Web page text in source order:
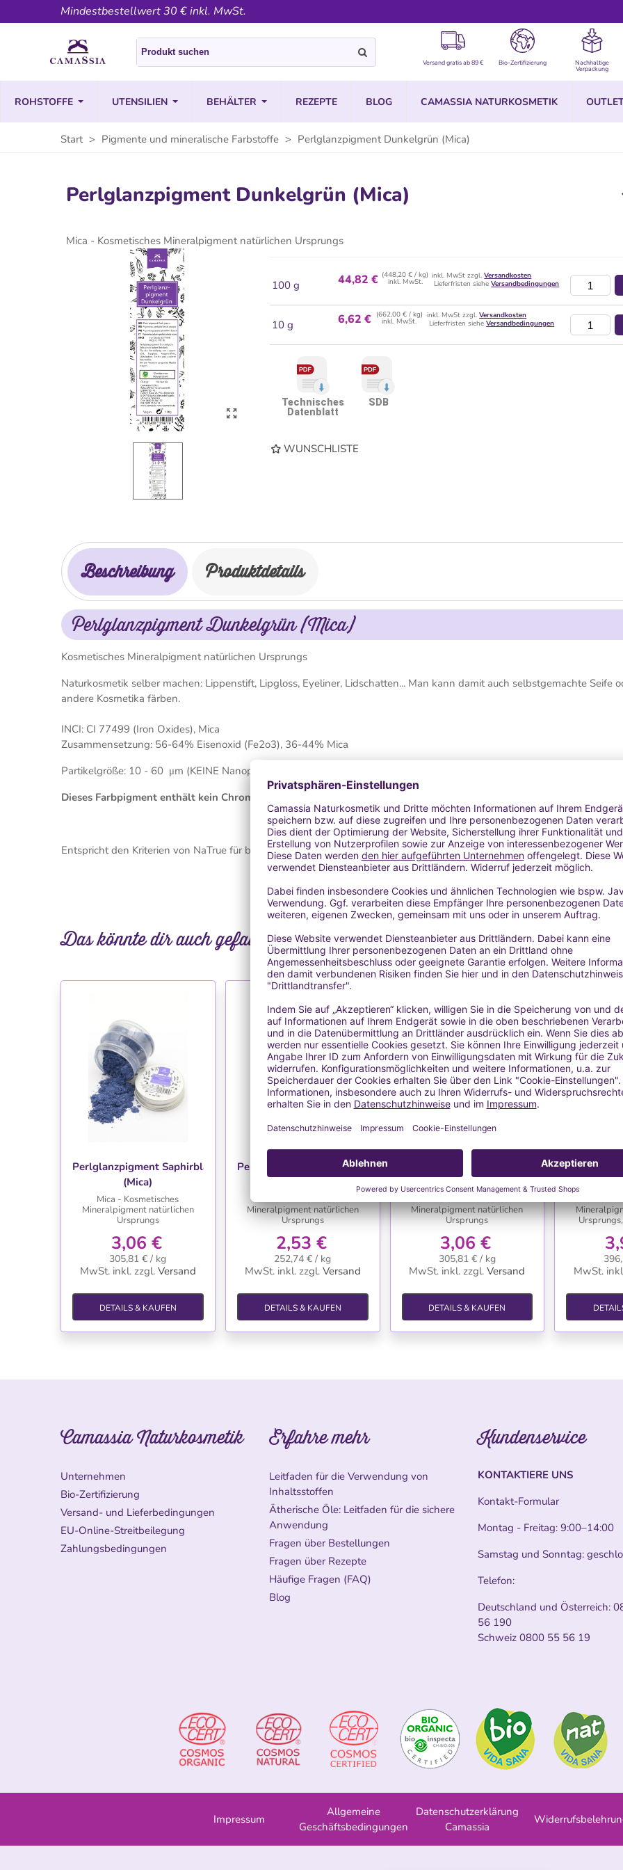
Mindestbestellwert 30 € inkl. MwSt.
Versand gratis ab 89 € Bio-Zertifizierung Nachhaltige
Verpackung
ROHSTOFFE UTENSILIEN BEHÄLTER REZEPTE BLOG CAMASSIA NATURKOSMETIK
Start > Pigmente und mineralische Farbstoffe > Perlglanzpigment Dunkelgrün (Mica)
Perlglanzpigment Dunkelgrün (Mica)
Mica - Kosmetisches Mineralpigment natürlichen Ursprungs
100 g 44,82 € (448,20 € / kg)
inkl. MwSt.
inkl. MwSt zzgl.Versandkosten
Lieferfristen sieheVersandbedingungen
10 g 6,62 € (662,00 € / kg)
inkl. MwSt.
inkl. MwSt zzgl.Versandkosten
Lieferfristen sieheVersandbedingungen
Technisches
Datenblatt
SDB
WUNSCHLISTE
Beschreibung Produktdetails
Perlglanzpigment Dunkelgrün (Mica)
Kosmetisches Mineralpigment natürlichen Ursprungs
Naturkosmetik selber machen: Lippenstift, Lipgloss, Eyeliner, Lidschatten... Man kann damit auch selbstgemachte Seife
andere Kosmetika färben.
INCI: CI 77499 (Iron Oxides), Mica
Zusammensetzung: 56-64% Eisenoxid (Fe2o3), 36-44% Mica
Partikelgröße: 10 - 60 μm (KEINE Nanopartikel)
Dieses Farbpigment enthält kein Chromoxid, obwohl es grün ist.
Entspricht den Kriterien von NaTrue für biologische Kosmetik.
Das könnte dir auch gefallen
Perlglanzpigment Saphirblau
(Mica)
Mica - Kosmetisches
Mineralpigment natürlichen
Ursprungs
3,06 €
305,81 € / kg
MwSt. inkl. zzgl. Versand
DETAILS & KAUFEN
Perlglanzpigment Hellgrün
(Mica)
Mica - Kosmetisches
Mineralpigment natürlichen
Ursprungs
2,53 €
252,74 € / kg
MwSt. inkl. zzgl. Versand
DETAILS & KAUFEN
(Mica)
Mica - Kosmetisches
Mineralpigment natürlichen
Ursprungs
3,06 €
305,81 € / kg
MwSt. inkl. zzgl. Versand
DETAILS & KAUFEN
Mica -
MwSt.
Camassia Naturkosmetik
Unternehmen
Bio-Zertifizierung
Versand- und Lieferbedingungen
EU-Online-Streitbeilegung
Zahlungsbedingungen
Erfahre mehr
Leitfaden für die Verwendung von
Inhaltsstoffen
Ätherische Öle: Leitfaden für die sichere
Anwendung
Fragen über Bestellungen
Fragen über Rezepte
Häufige Fragen (FAQ)
Blog
Kundenservice
KONTAKTIERE UNS
Kontakt-Formular
Montag - Freitag: 9:00–14:00
Samstag und Sonntag:
Telefon:
Deutschland und Österreich:
56 190
Schweiz 0800 55 56 19
Impressum
Allgemeine
Geschäftsbedingungen
Datenschutzerklärung
Camassia